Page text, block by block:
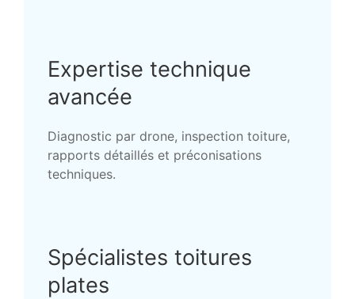
Expertise technique
avancée
Diagnostic par drone, inspection toiture,
rapports détaillés et préconisations
techniques.
Spécialistes toitures
plates